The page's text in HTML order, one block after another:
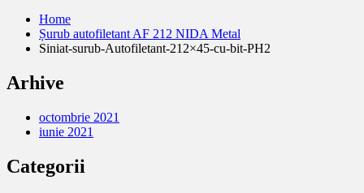
Home
Șurub autofiletant AF 212 NIDA Metal
Siniat-surub-Autofiletant-212×45-cu-bit-PH2
Arhive
octombrie 2021
iunie 2021
Categorii